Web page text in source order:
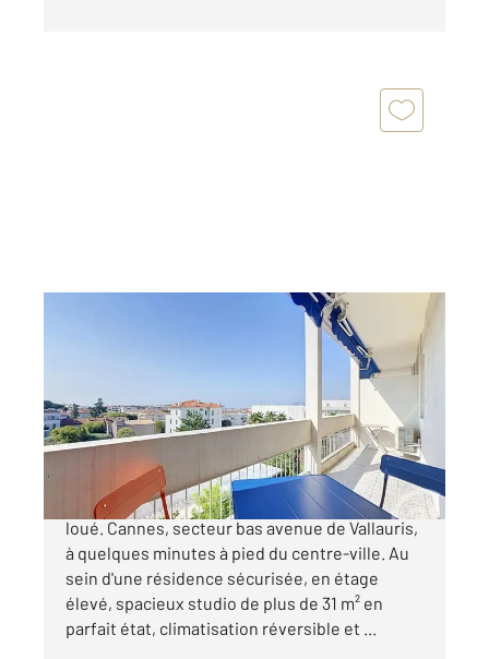
Appartement F1 à vendre
160 000 €
Investissement locatif Appartement vendu
loué. Cannes, secteur bas avenue de Vallauris,
à quelques minutes à pied du centre-ville. Au
sein d'une résidence sécurisée, en étage
élevé, spacieux studio de plus de 31 m² en
parfait état, climatisation réversible et ...